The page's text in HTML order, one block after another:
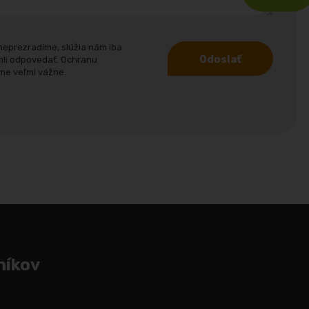
slúžia nám iba
odpovedať. Ochranu
veľmi vážne.
Odoslať